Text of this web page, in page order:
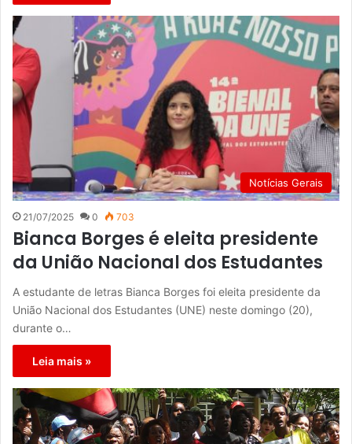
Notícias Gerais
21/07/2025 0 703
Bianca Borges é eleita presidente
da União Nacional dos Estudantes
A estudante de letras Bianca Borges foi eleita presidente da
União Nacional dos Estudantes (UNE) neste domingo (20),
durante o…
Leia mais »